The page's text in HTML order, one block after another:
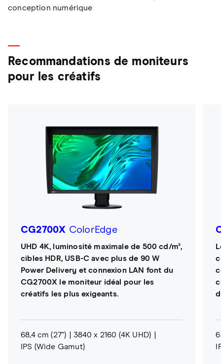
conception numérique
Recommandations de moniteurs
pour les créatifs
CG2700X ColorEdge
UHD 4K, luminosité maximale de 500 cd/m²,
cibles HDR, USB-C avec plus de 90 W
Power Delivery et connexion LAN font du
CG2700X le moniteur idéal pour les
créatifs les plus exigeants.
68,4 cm (27")
3840 x 2160 (4K UHD)
IPS (Wide Gamut)